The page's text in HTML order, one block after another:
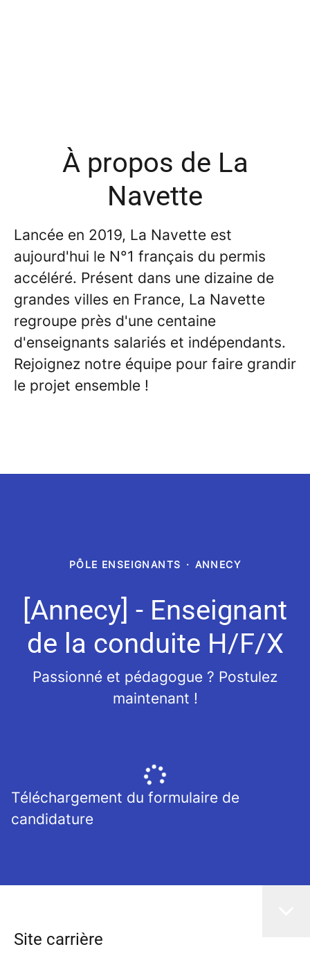
À propos de La
Navette
Lancée en 2019, La Navette est
aujourd'hui le N°1 français du permis
accéléré. Présent dans une dizaine de
grandes villes en France, La Navette
regroupe près d'une centaine
d'enseignants salariés et indépendants.
Rejoignez notre équipe pour faire grandir
le projet ensemble !
PÔLE ENSEIGNANTS · ANNECY
[Annecy] - Enseignant
de la conduite H/F/X
Passionné et pédagogue ? Postulez
maintenant !
Téléchargement du formulaire de
candidature
Site carrière